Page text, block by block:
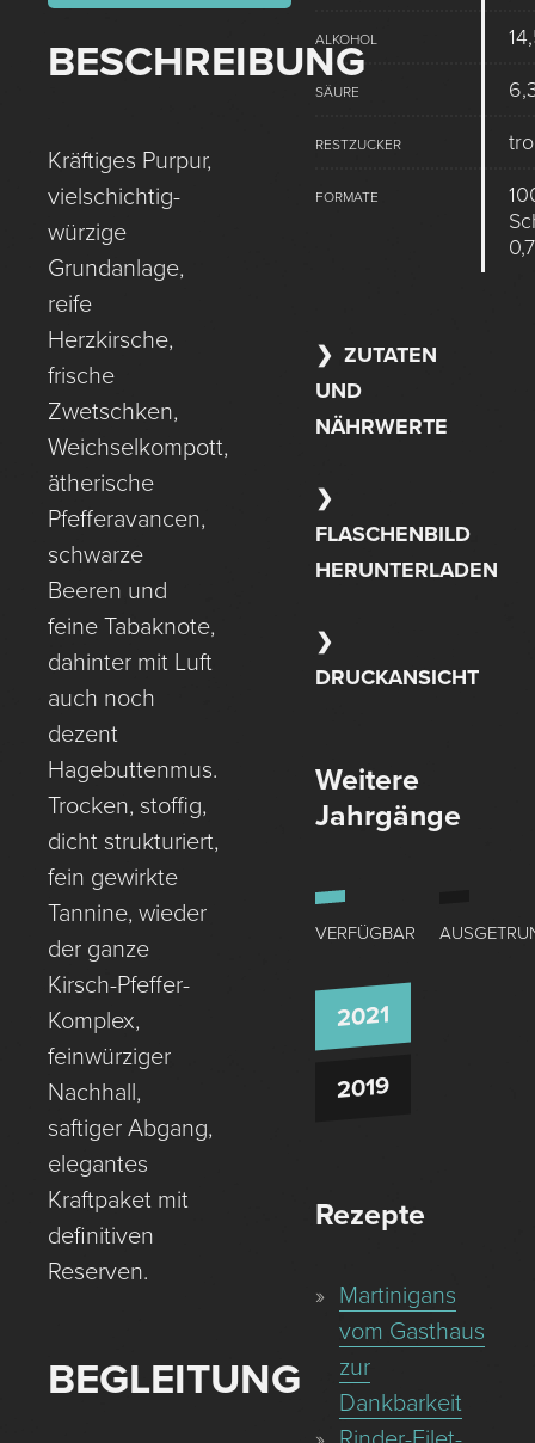
BESCHREIBUNG
Kräftiges Purpur,
vielschichtig-
würzige
Grundanlage,
reife
Herzkirsche,
frische
Zwetschken,
Weichselkompott,
ätherische
Pfefferavancen,
schwarze
Beeren und
feine Tabaknote,
dahinter mit Luft
auch noch
dezent
Hagebuttenmus.
Trocken, stoffig,
dicht strukturiert,
fein gewirkte
Tannine, wieder
der ganze
Kirsch-Pfeffer-
Komplex,
feinwürziger
Nachhall,
saftiger Abgang,
elegantes
Kraftpaket mit
definitiven
Reserven.
BEGLEITUNG
ALKOHOL
SÄURE
RESTZUCKER
FORMATE
ZUTATEN
UND
NÄHRWERTE
FLASCHENBILD
HERUNTERLADEN
DRUCKANSICHT
Weitere
Jahrgänge
VERFÜGBAR
2021
2019
Rezepte
Martinigans
vom Gasthaus
zur
Dankbarkeit